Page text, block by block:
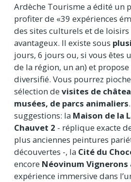
Ardèche Tourisme a édité un
profiter de «39 expériences
des sites culturels et de loisirs
avantageux. Il existe sous
jours, 6 jours ou, si vous êtes
de la région, un an) et
diversifié. Vous pourrez
sélection de visites de
musées, de parcs animaliers
suggestions: la Maison de la
Chauvet 2 - réplique exacte
plus anciennes peintures
découvertes -, la Cité du
encore Néovinum Vignerons
expérience immersive dans